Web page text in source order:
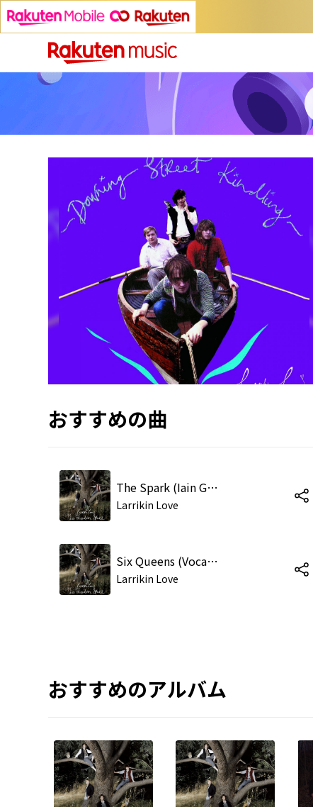
おすすめの曲
The Spark (Iain Gore Mix)
Larrikin Love
Six Queens (Vocal Up - Cenzo Mix)
Larrikin Love
おすすめのアルバム